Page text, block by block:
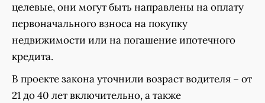
целевые, они могут быть направлены на оплату
первоначального взноса на покупку
недвижимости или на погашение ипотечного
кредита.
В проекте закона уточнили возраст водителя – от
21 до 40 лет включительно, а также